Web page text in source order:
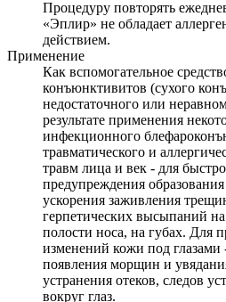
Процедуру повторять
«Эплир» не обладает
действием.
Применение
Как вспомогательное
конъюнктивитов (сухого
недостаточного или
результате применения
инфекционного
травматического и
травм лица и век - для
предупреждения
ускорения заживления
герпетических высыпаний на
полости носа, на губах. Для
изменений кожи под глазами
появления морщин и
устранения отеков, следов
вокруг глаз.